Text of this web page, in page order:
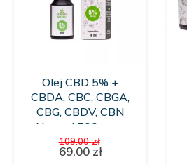
Olej CBD 5% +
CBDA, CBC, CBGA,
CBG, CBDV, CBN
Natural 500 mg -
10ml
109.00zł
cena
69.00 zł